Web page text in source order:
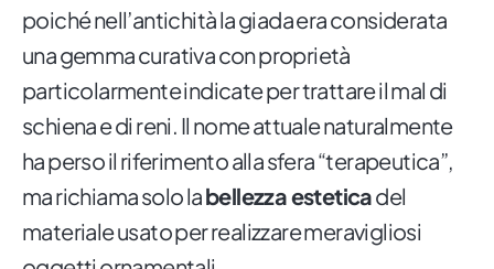
poiché nell’antichità la giada era considerata
una gemma curativa con proprietà
particolarmente indicate per trattare il mal di
schiena e di reni. Il nome attuale naturalmente
ha perso il riferimento alla sfera “terapeutica”,
ma richiama solo labellezza esteticadel
materiale usato per realizzare meravigliosi